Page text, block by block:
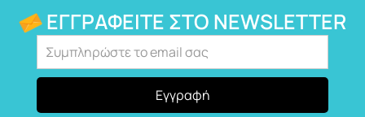
ΕΓΓΡΑΦΕΊΤΕ ΣΤΟ NEWSLETTER